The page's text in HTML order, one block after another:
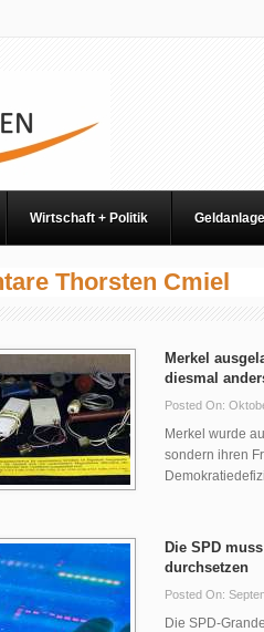
Wirtschaft + Politik Geldanlage
Thorsten Cmiel
Merkel
diesmal
Posted On:
Merkel wurde
sondern ihren
Die SPD
durchsetzen
Posted On:
Die SPD-